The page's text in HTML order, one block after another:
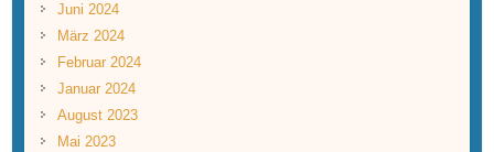
Juni 2024
März 2024
Februar 2024
Januar 2024
August 2023
Mai 2023